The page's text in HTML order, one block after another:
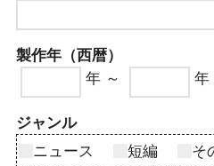
製作年（西暦）
年 ～
ジャンル
ニュース
短編
そ